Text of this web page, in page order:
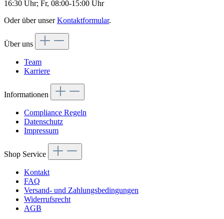
16:30 Uhr; Fr, 08:00-15:00 Uhr
Oder über unserKontaktformular.
Über uns
Team
Karriere
Informationen
Compliance Regeln
Datenschutz
Impressum
Shop Service
Kontakt
FAQ
Versand- und Zahlungsbedingungen
Widerrufsrecht
AGB